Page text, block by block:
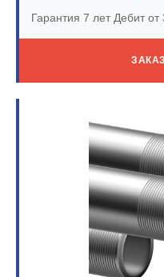
Гарантия 7 летДебит от